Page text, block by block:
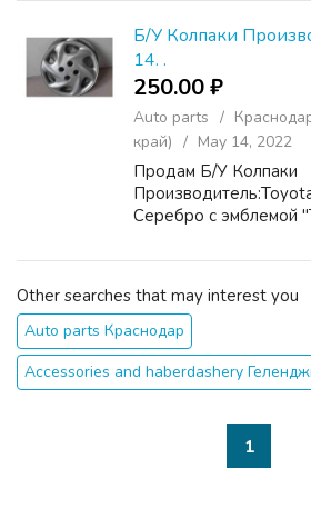
длина 30мм., шир...
Б/У Колпаки
14. .
250.00 ₽
Auto parts
край)
May 14, 2022
Продам Б/У Колпаки
Серебро с эмблемой
Other searches that may interest you
Auto parts Краснодар
Accessories and haberdashery
1